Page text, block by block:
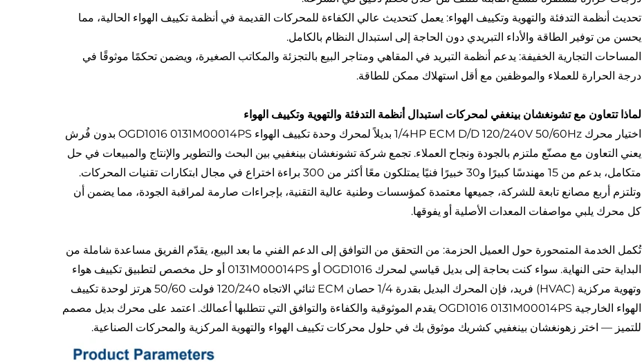
تحديث أنظمة التدفئة والتهوية وتكييف الهواء: يعمل كتحديث عالي الكفاءة للمحركات القديمة في أنظمة تكييف الهواء الحالية، مما
يحسن من توفير الطاقة والأداء التبريدي دون الحاجة إلى استبدال النظام بالكامل.
المساحات التجارية الخفيفة: يدعم أنظمة التبريد في المقاهي ومتاجر البيع بالتجزئة والمكاتب الصغيرة، ويضمن تحكمًا موثوقًا في
درجة الحرارة للعملاء والموظفين مع أقل استهلاك ممكن للطاقة.
لماذا تتعاون مع تشونغشان بينغفي لمحركات استبدال أنظمة التدفئة والتهوية وتكييف الهواء
اختيار محرك 1/4HP ECM D/D 120/240V 50/60Hz بديلاً لمحرك وحدة تكييف الهواء OGD1016 0131M00014PS بدون فُرش
يعني التعاون مع مصنّع ملتزم بالجودة ونجاح العملاء. تجمع شركة تشونغشان بينغفيي بين البحث والتطوير والإنتاج والمبيعات في حل
متكامل، بدعم من 15 مهندسًا كبيرًا و30 خبيرًا فنيًا يمتلكون معًا أكثر من 300 براءة اختراع في مجال ابتكارات تقنيات المحركات.
وتلتزم أربع مصانع تابعة للشركة، جميعها معتمدة كمؤسسات وطنية عالية التقنية، بإجراءات صارمة لمراقبة الجودة، مما يضمن أن
كل محرك يلبي مواصفات المعدات الأصلية أو يفوقها.
تُكمل الخدمة المتمحورة حول العميل الحزمة: من التحقق من التوافق إلى الدعم الفني ما بعد البيع، يقدّم الفريق مساعدة شاملة من
البداية حتى النهاية. سواء كنت بحاجة إلى بديل قياسي لمحرك OGD1016 أو 0131M00014PS أو حل مخصص لتطبيق تكييف هواء
وتهوية مركزية (HVAC) فريد، فإن المحرك البديل بقدرة 1/4 حصان ECM ثنائي الاتجاه 120/240 فولت 50/60 هرتز لوحدة تكييف
الهواء الخارجية OGD1016 0131M00014PS يقدم الموثوقية والكفاءة والتوافق التي تتطلبها أعمالك. اعتمد على محرك بديل مصمم
للتميز — اختر زهونغشان بينغفيي كشريك موثوق بك في حلول محركات تكييف الهواء والتهوية المركزية والمحركات الصناعية.